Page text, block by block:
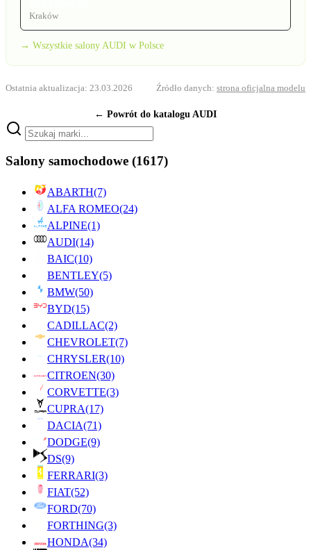
Kraków
→ Wszystkie salony AUDI w Polsce
Ostatnia aktualizacja: 23.03.2026 Źródło danych: strona oficjalna modelu
← Powrót do katalogu AUDI
Salony samochodowe (1617)
ABARTH(7)
ALFA ROMEO(24)
ALPINE(1)
AUDI(14)
BAIC(10)
BENTLEY(5)
BMW(50)
BYD(15)
CADILLAC(2)
CHEVROLET(7)
CHRYSLER(10)
CITROEN(30)
CORVETTE(3)
CUPRA(17)
DACIA(71)
DODGE(9)
DS(9)
FERRARI(3)
FIAT(52)
FORD(70)
FORTHING(3)
HONDA(34)